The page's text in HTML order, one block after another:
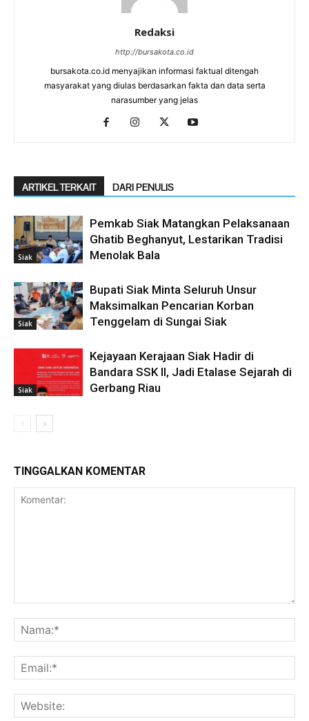
Redaksi
http://bursakota.co.id
bursakota.co.id menyajikan informasi faktual ditengah
masyarakat yang diulas berdasarkan fakta dan data serta
narasumber yang jelas
ARTIKEL TERKAIT DARI PENULIS
Siak
Pemkab Siak Matangkan Pelaksanaan
Ghatib Beghanyut, Lestarikan Tradisi
Menolak Bala
Siak
Bupati Siak Minta Seluruh Unsur
Maksimalkan Pencarian Korban
Tenggelam di Sungai Siak
Siak
Kejayaan Kerajaan Siak Hadir di
Bandara SSK II, Jadi Etalase Sejarah di
Gerbang Riau
TINGGALKAN KOMENTAR